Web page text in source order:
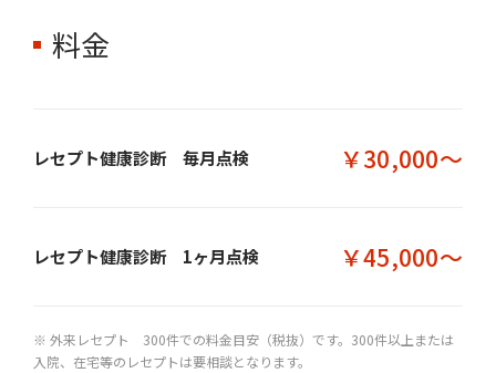
料金
レセプト健康診断 毎月点検 ￥30,000〜
レセプト健康診断 1ヶ月点検 ￥45,000〜
※ 外来レセプト 300件での料金目安（税抜）です。300件以上または
入院、在宅等のレセプトは要相談となります。